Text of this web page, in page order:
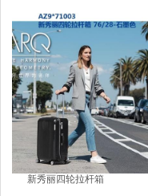
新秀丽四轮拉杆箱